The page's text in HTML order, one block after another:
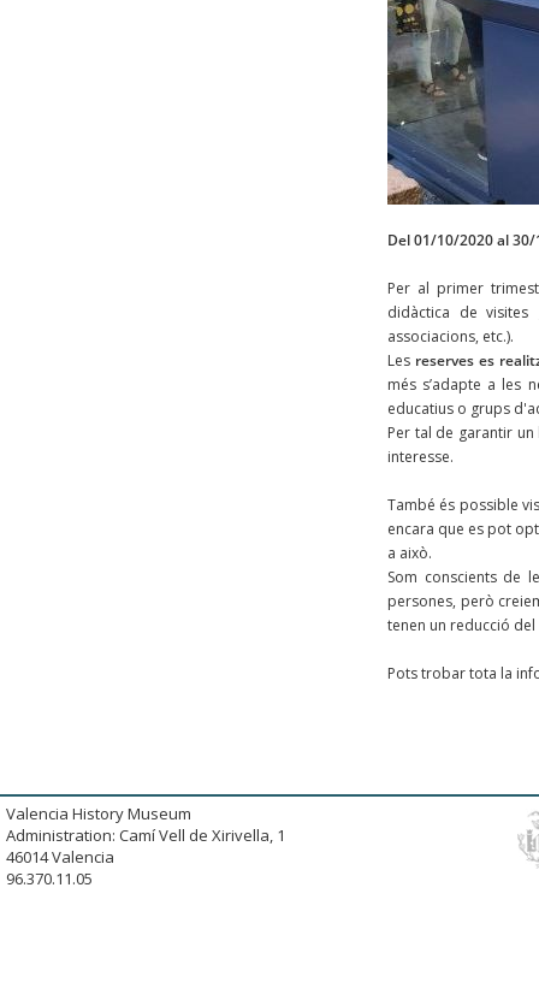
Del 01/10/2020 al
Per al primer
didàctica de visites
associacions, etc.).
Les reserves es
més s’adapte a les
educatius o grups
Per tal de garantir
interesse.
També és possible
encara que es pot
a això.
Som conscients de
persones, però
tenen un reducció
Pots trobar tota la
Valencia History Museum
Administration: Camí Vell de Xirivella, 1
46014 Valencia
96.370.11.05